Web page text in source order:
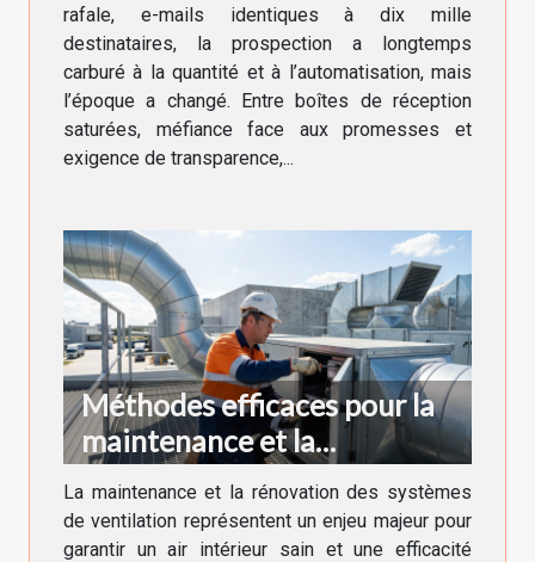
rafale, e-mails identiques à dix mille
destinataires, la prospection a longtemps
carburé à la quantité et à l’automatisation, mais
l’époque a changé. Entre boîtes de réception
saturées, méfiance face aux promesses et
exigence de transparence,...
Méthodes efficaces pour la
maintenance et la
rénovation des systèmes de
ventilation
La maintenance et la rénovation des systèmes
de ventilation représentent un enjeu majeur pour
garantir un air intérieur sain et une efficacité